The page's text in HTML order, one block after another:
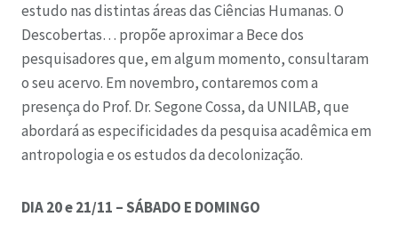
estudo nas distintas áreas das Ciências Humanas. O
Descobertas… propõe aproximar a Bece dos
pesquisadores que, em algum momento, consultaram
o seu acervo. Em novembro, contaremos com a
presença do Prof. Dr. Segone Cossa, da UNILAB, que
abordará as especificidades da pesquisa acadêmica em
antropologia e os estudos da decolonização.
DIA 20 e 21/11 – SÁBADO E DOMINGO